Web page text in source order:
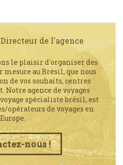
Directeur de l'agence
le plaisir d'organiser des
mesure au Brésil, que nous
de vos souhaits, centres
Notre agence de voyages
spécialiste brésil, est
opérateurs de voyages en
Europe.
nous !